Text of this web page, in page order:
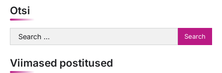
Otsi
Search
for:
Viimased postitused